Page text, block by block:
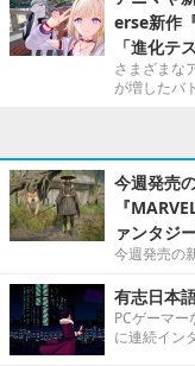
erse新作
「進化テ
さまざまな
が増したバ
今週発売
『
ァンタジ
今週発売の
有志日本
PCゲーマ
に連続イン